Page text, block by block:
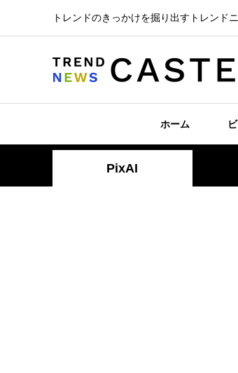
トレンドのきっかけを掘り出すトレンド
ホーム
PixAI